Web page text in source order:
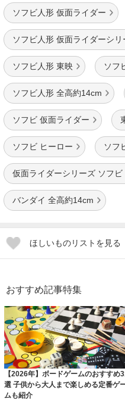
ソフビ人形 仮面ライダー
ソフビ人形 仮面ライダーシリ
ソフビ人形 東映 ソフ
ソフビ人形 全高約14cm
ソフビ 仮面ライダー
ソフビ ヒーロー ソフ
仮面ライダーシリーズ ソフビ
バンダイ 全高約14cm
ほしいものリストを見る
おすすめ記事特集
【2026年】ボードゲームのおすすめ
選 子供から大人まで楽しめる定番ゲ
ムも紹介